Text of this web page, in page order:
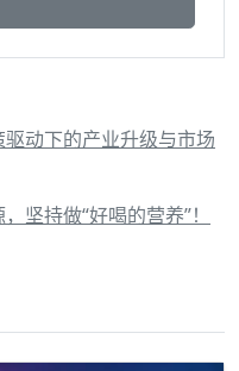
动下的产业升级与市场
坚持做“好喝的营养”！